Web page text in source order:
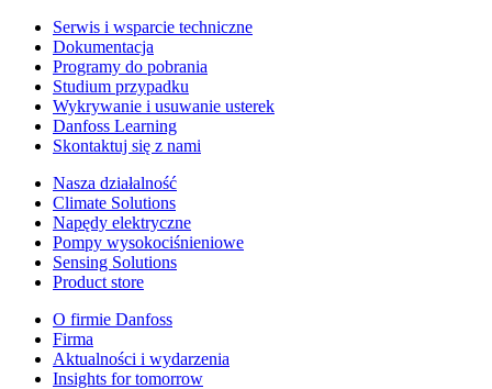
Serwis i wsparcie techniczne
Dokumentacja
Programy do pobrania
Studium przypadku
Wykrywanie i usuwanie usterek
Danfoss Learning
Skontaktuj się z nami
Nasza działalność
Climate Solutions
Napędy elektryczne
Pompy wysokociśnieniowe
Sensing Solutions
Product store
O firmie Danfoss
Firma
Aktualności i wydarzenia
Insights for tomorrow